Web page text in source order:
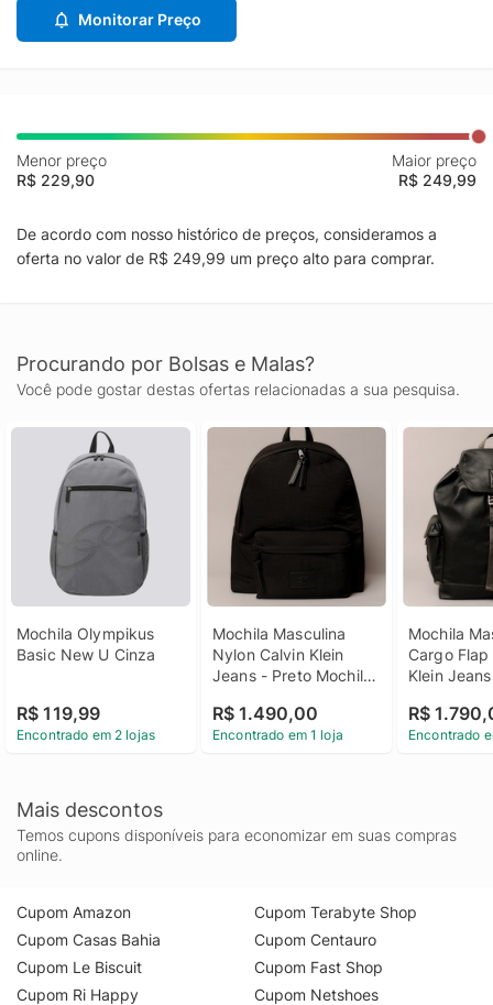
Monitorar Preço
Menor preço
R$ 229,90
Maior preço
R$ 249,99
De acordo com nosso histórico de preços, consideramos a
oferta no valor de R$ 249,99 um preço alto para comprar.
Procurando por Bolsas e Malas?
Você pode gostar destas ofertas relacionadas a sua pesquisa.
Mochila Olympikus
Basic New U Cinza
R$ 119,99
Encontrado em 2 lojas
Mochila Masculina
Nylon Calvin Klein
Jeans - Preto Mochila
Calvin Klein Jeans
Preto u
R$ 1.490,00
Encontrado em 1 loja
Mochila
Cargo Flap
Klein
Cargo
Klein
R$
Encontrado
Mais descontos
Temos cupons disponíveis para economizar em suas compras
online.
Cupom Amazon
Cupom Casas Bahia
Cupom Le Biscuit
Cupom Ri Happy
Cupom Terabyte Shop
Cupom Centauro
Cupom Fast Shop
Cupom Netshoes